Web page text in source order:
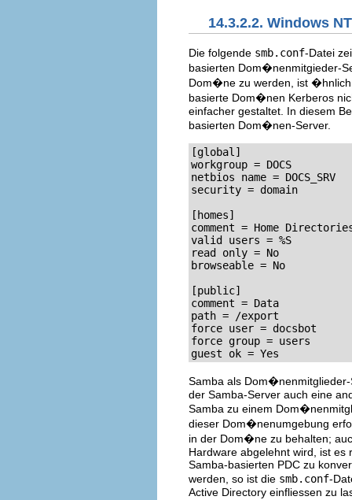
14.3.2.2. Windows
Die folgende smb.conf-Datei
basierten Dom�nenmitgieder-
Dom�ne zu werden, ist �hnlich
basierte Dom�nen Kerberos
einfacher gestaltet. In diesem
basierten Dom�nen-Server.
[global]
workgroup = DOCS
netbios name = DOCS_SRV
security = domain
[homes]
comment = Home
valid users = %S
read only = No
browseable = No
[public]
comment = Data
path = /export
force user = docsbot
force group = users
guest ok = Yes
Samba als
der Samba-Server auch eine
Samba zu einem
dieser Dom�nenumgebung
in der Dom�ne zu behalten;
Hardware abgelehnt wird, ist es
Samba-basierten PDC zu
werden, so ist die smb.conf-
Active Directory einfliessen zu